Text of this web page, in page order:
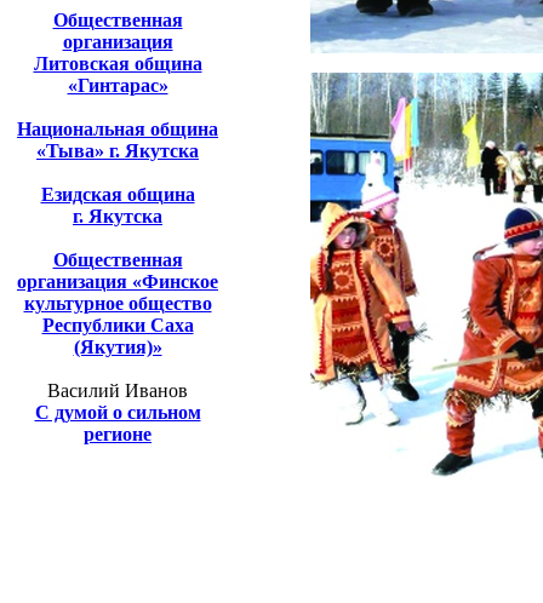
Общественная
организация
Литовская община
«Гинтарас»
Национальная община
«Тыва» г. Якутска
Езидская община
г. Якутска
Общественная
организация «Финское
культурное общество
Республики Саха
(Якутия)»
Василий Иванов
С думой о сильном
регионе